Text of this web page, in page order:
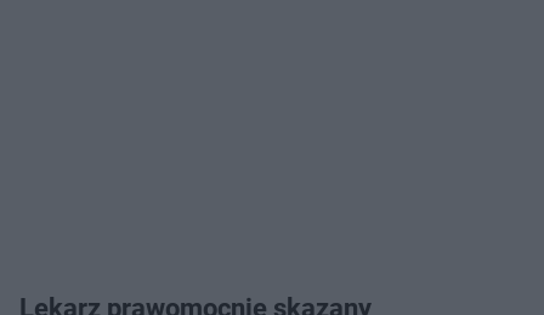
Lekarz prawomocnie skazany